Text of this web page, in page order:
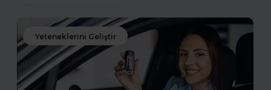
Yeteneklerini Geliştir